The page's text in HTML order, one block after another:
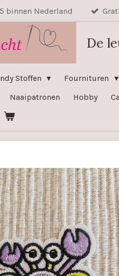
binnen Nederland
De
Stoffen Fournituren
Naaipatronen Hobby